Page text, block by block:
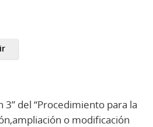
3” del “Procedimiento para la
o modificación